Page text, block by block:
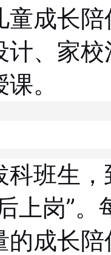
成长陪
计、家
。
科班生
上岗”
的成长陪